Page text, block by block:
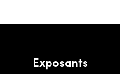
Exposants